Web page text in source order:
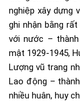
nghiệp xây dựng
ghi nhận bằng
với nước –
mật 1929-1945,
Lượng vũ trang
Lao động –
nhiều huân, huy